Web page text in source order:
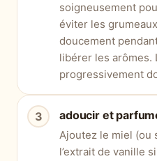
soigneusement
éviter les
doucement
libérer les arômes.
progressivement
adoucir et
Ajoutez le miel (ou
l’extrait de vanille